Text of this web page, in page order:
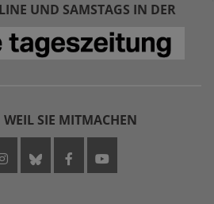
UND SAMSTAGS IN DER
SIE MITMACHEN